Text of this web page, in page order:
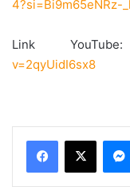
4?si=Bi9m65eNRz-
Link
v=2qyUidI6sx8